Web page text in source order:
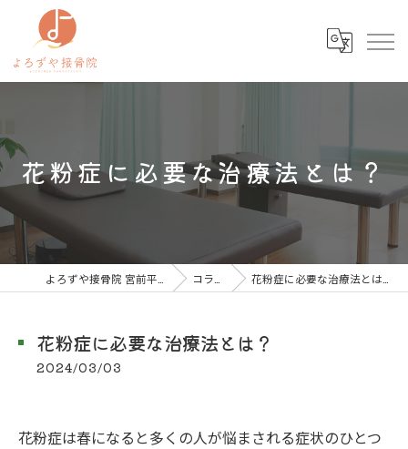
花粉症に必要な治療法とは？
コラム 花粉症に必要な治療法とは？
花粉症に必要な治療法とは？
2024/03/03
花粉症は春になると多くの人が悩まされる症状のひとつ